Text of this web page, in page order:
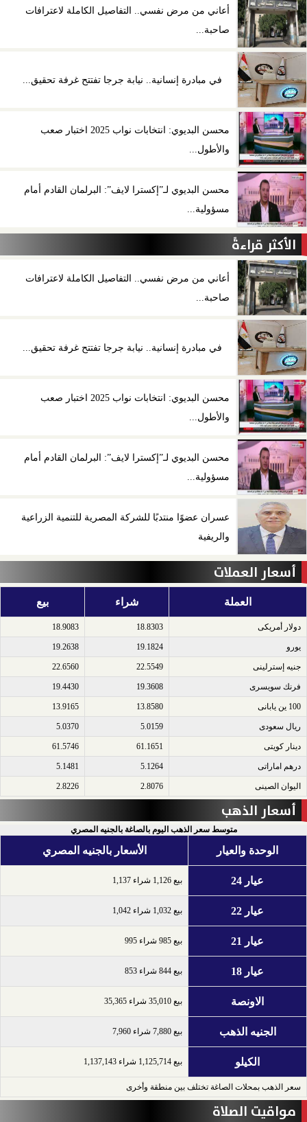
أعاني من مرض نفسي.. التفاصيل الكاملة لاعترافات
صاحبة...
في مبادرة إنسانية.. نيابة جرجا تفتتح غرفة تحقيق...
محسن البديوي: انتخابات نواب 2025 اختبار صعب
والأطول...
محسن البديوي لـ”إكسترا لايف”: البرلمان القادم أمام
مسؤولية...
الأكثر قراءةً
أعاني من مرض نفسي.. التفاصيل الكاملة لاعترافات
صاحبة...
في مبادرة إنسانية.. نيابة جرجا تفتتح غرفة تحقيق...
محسن البديوي: انتخابات نواب 2025 اختبار صعب
والأطول...
محسن البديوي لـ”إكسترا لايف”: البرلمان القادم أمام
مسؤولية...
عسران عضوًا منتدبًا للشركة المصرية للتنمية الزراعية
والريفية
أسعار العملات
العملة شراء بيع
دولار أمريكى​ 18.8303
18.9083
يورو​ 19.1824
19.2638
جنيه إسترلينى​ 22.5549
22.6560
فرنك سويسرى​ 19.3608
19.4430
100 ين يابانى​ 13.8580
13.9165
ريال سعودى​ 5.0159
5.0370
دينار كويتى​ 61.1651
61.5746
درهم اماراتى​ 5.1264
5.1481
اليوان الصينى​ 2.8076
2.8226
أسعار الذهب
متوسط سعر الذهب اليوم بالصاغة بالجنيه المصري
الوحدة والعيار الأسعار بالجنيه المصري
عيار 24 بيع 1,126 شراء 1,137
عيار 22 بيع 1,032 شراء 1,042
عيار 21 بيع 985 شراء 995
عيار 18 بيع 844 شراء 853
الاونصة بيع 35,010 شراء 35,365
الجنيه الذهب بيع 7,880 شراء 7,960
الكيلو بيع 1,125,714 شراء 1,137,143
سعر الذهب بمحلات الصاغة تختلف بين منطقة وأخرى
مواقيت الصلاة